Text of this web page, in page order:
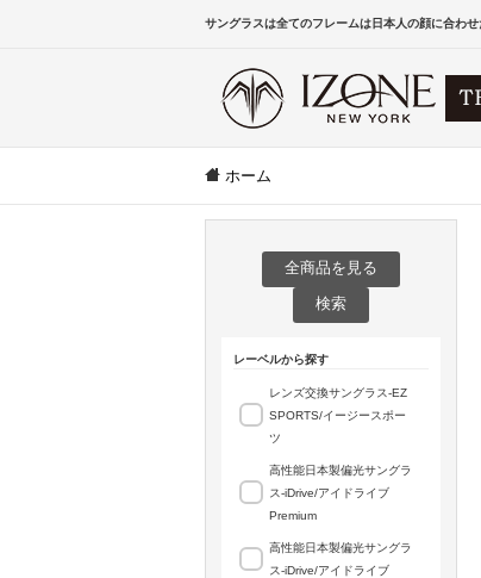
サングラスは全てのフレームは日本人の顔に合わ
ホーム
全商品を見る
検索
レーベルから探す
レンズ交換サングラス-EZ
SPORTS/イージースポー
ツ
高性能日本製偏光サングラ
ス-iDrive/アイドライブ
Premium
高性能日本製偏光サングラ
ス-iDrive/アイドライブ